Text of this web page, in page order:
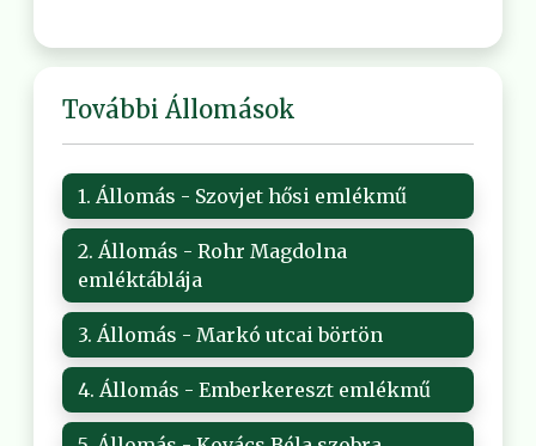
További Állomások
1. Állomás - Szovjet hősi emlékmű
2. Állomás - Rohr Magdolna
emléktáblája
3. Állomás - Markó utcai börtön
4. Állomás - Emberkereszt emlékmű